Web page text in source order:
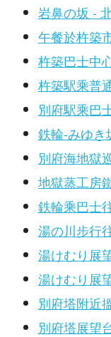
岩鼻の坂 -
午餐於杵築
杵築巴士中
杵築駅乘普
別府駅乘巴
鉄輪-みゆき
別府海地獄
地獄蒸工房
鉄輪乘巴士
湯の川步行
湯けむり展
湯けむり展
別府塔附近
別府塔展望